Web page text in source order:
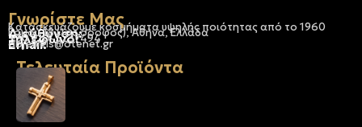
Γνωρίστε Μας
Κατασκευάζουμε κοσμήματα υψηλής ποιότητας από το 1960
Διεύθυνση:
Ερμού 18 (1ος όροφος), Αθήνα, Ελλάδα
Τηλέφωνο:
+30 210-3237494
Email:
dbjewels@otenet.gr
Τελευταία Προϊόντα